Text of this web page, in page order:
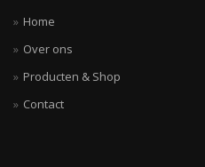
Home
Over ons
Producten & Shop
Contact